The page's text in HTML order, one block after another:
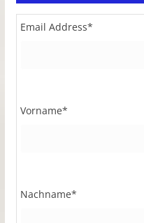
Email Address*
Vorname*
Nachname*